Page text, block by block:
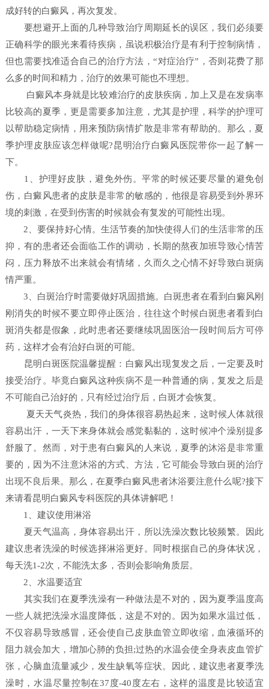
成好转的白癜风，再次复发。
要想避开上面的几种导致治疗周期延长的误区，我们必须要
正确科学的眼光来看待疾病，虽说积极治疗是有利于控制病情，
但也需要找准适合自己的治疗方法，“对症治疗”，否则花费了那
么多的时间和精力，治疗的效果可能也不理想。
白癜风本身就是比较难治疗的皮肤疾病，加上又是在发病率
比较高的夏季，更是需要多加注意，尤其是护理，科学的护理可
以帮助稳定病情，用来预防病情扩散是非常有帮助的。那么，夏
季护理皮肤应该怎样做呢?昆明治疗白癜风医院带你一起了解一
下。
1、护理好皮肤，避免外伤。平常的时候还要尽量的避免创
伤，白癜风患者的皮肤是非常的敏感的，他很是容易受到外界环
境的刺激，在受到伤害的时候就会有复发的可能性出现。
2、要保持好心情。生活节奏的加快使得人们的生活非常的压
抑，有的患者还会面临工作的调动，长期的熬夜加班导致心情苦
闷，压力释放不出来就会有情绪，久而久之心情不好导致白斑病
情严重。
3、白斑治疗时需要做好巩固措施。白斑患者在看到白癜风刚
刚消失的时候不要立即停止医治，往往这个时候白斑患者看到白
斑消失都是假象，此时患者还要继续巩固医治一段时间后方可停
药，这样才会有治好白斑的可能。
昆明白斑医院温馨提醒：白癜风出现复发之后，一定要及时
接受治疗。毕竟白癜风这种疾病不是一种普通的病，复发之后是
不可能自己治好的，只有经过治疗后，白斑才会恢复。
夏天天气炎热，我们的身体很容易热起来，这时候人体就很
容易出汗，一天下来身体就会感觉黏黏的，这时候冲个澡别提多
舒服了。然而，对于患有白癜风的人来说，夏季的沐浴是非常重
要的，因为不注意沐浴的方式、方法，它可能会导致白斑的治疗
出现不良后果。那么，在夏季白癜风患者沐浴要注意什么呢?接下
来请看昆明白癜风专科医院的具体讲解吧！
1、建议使用淋浴
夏天气温高，身体容易出汗，所以洗澡次数比较频繁。因此
建议患者洗澡的时候选择淋浴更好。同时根据自己的身体状况，
每天洗1-2次，不能洗太多，否则会影响角质层。
2、水温要适宜
其实我们在夏季洗澡有一种做法是不对的，因为夏季温度高
一些人就把洗澡水温度降低，这是不对的。因为如果水温过低，
不仅容易导致感冒，还会使自己皮肤血管立即收缩，血液循环的
阻力就会加大，增加心肺的负担;过热的水温会使全身表皮血管扩
张，心脑血流量减少，发生缺氧等症状。因此，建议患者夏季洗
澡时，水温尽量控制在37度-40度左右，这样的温度是比较适宜